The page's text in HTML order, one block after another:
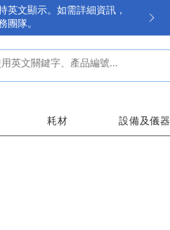
英文顯示。如需詳細資訊，
團隊。
耗材 設備及儀器